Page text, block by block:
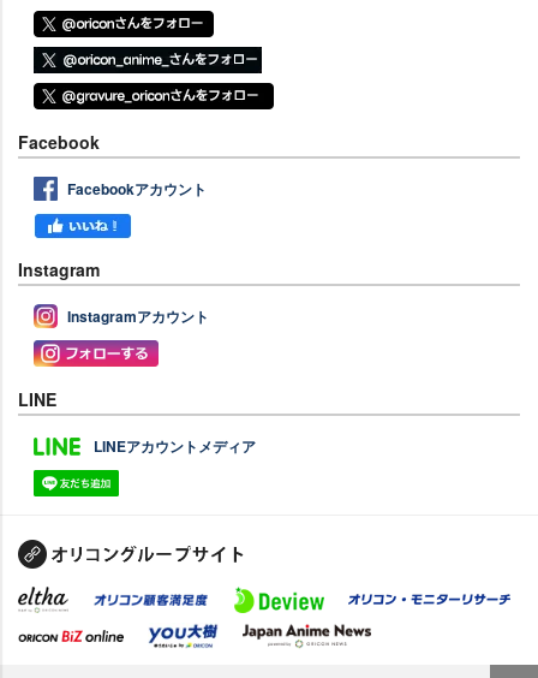
Facebook
Facebookアカウント
Instagram
Instagramアカウント
LINE
LINEアカウントメディア